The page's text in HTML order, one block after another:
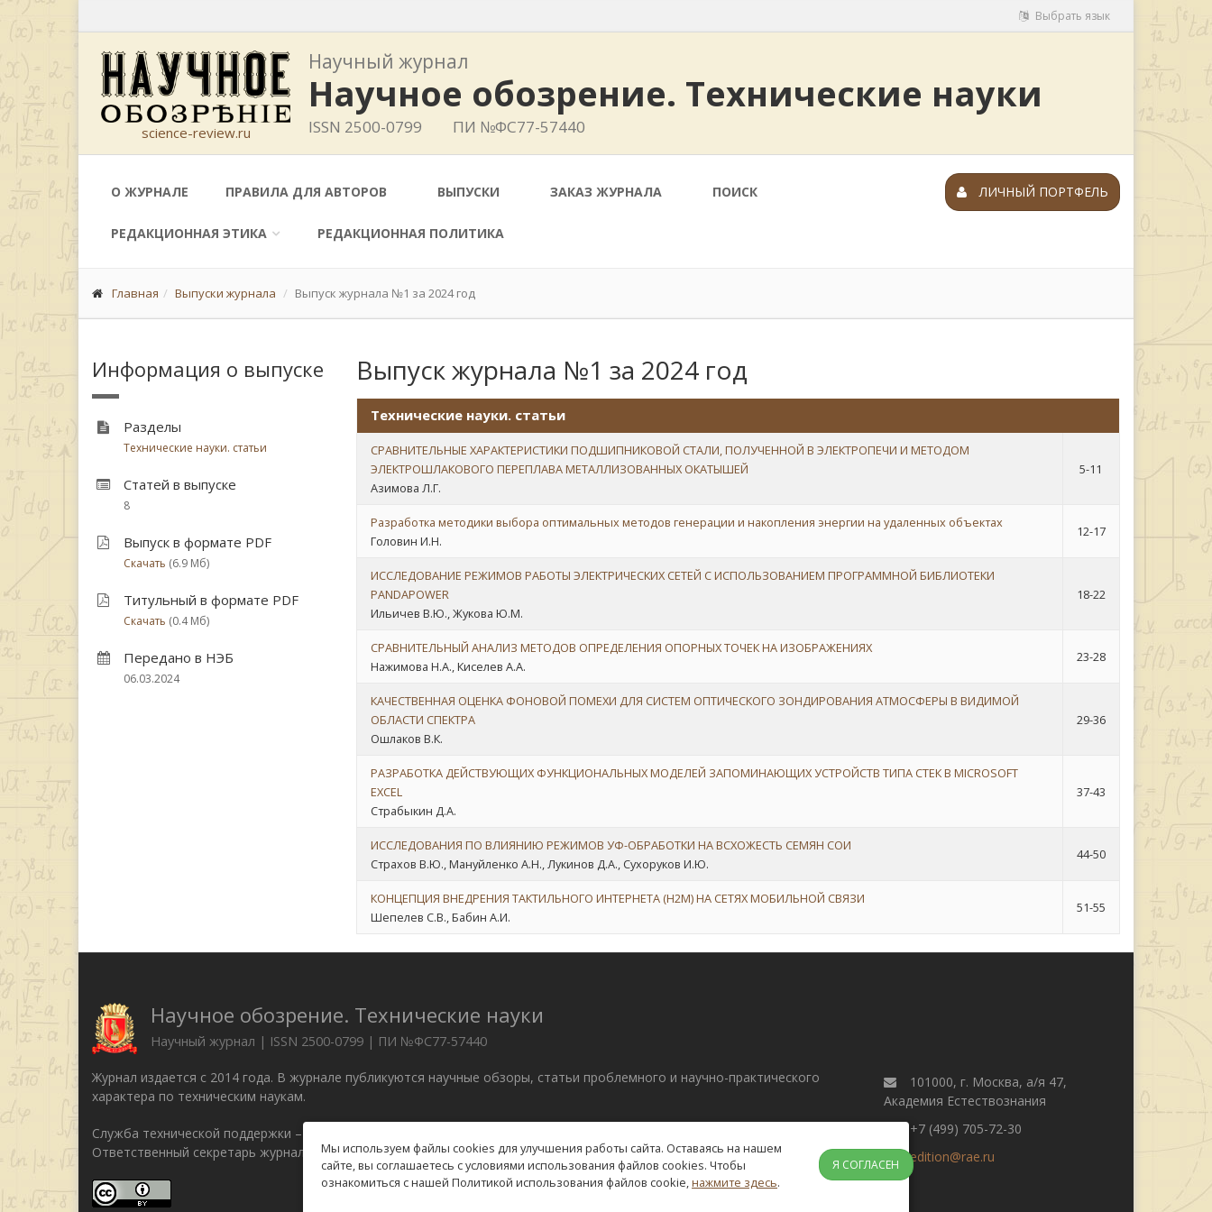
Выбрать язык
science-review.ru
Научный журнал
Научное обозрение. Технические науки
ISSN 2500-0799 ПИ №ФС77-57440
О ЖУРНАЛЕ ПРАВИЛА ДЛЯ АВТОРОВ ВЫПУСКИ ЗАКАЗ ЖУРНАЛА ПОИСК
РЕДАКЦИОННАЯ ЭТИКА РЕДАКЦИОННАЯ ПОЛИТИКА
ЛИЧНЫЙ ПОРТФЕЛЬ
Главная Выпуски журнала Выпуск журнала №1 за 2024 год
Информация о выпуске
Разделы
Технические науки. статьи
Статей в выпуске
8
Выпуск в формате PDF
Скачать (6.9 Мб)
Титульный в формате PDF
Скачать (0.4 Мб)
Передано в НЭБ
06.03.2024
Выпуск журнала №1 за 2024 год
Технические науки. статьи
СРАВНИТЕЛЬНЫЕ ХАРАКТЕРИСТИКИ ПОДШИПНИКОВОЙ СТАЛИ, ПОЛУЧЕННОЙ В ЭЛЕКТРОПЕЧИ И МЕТОДОМ
ЭЛЕКТРОШЛАКОВОГО ПЕРЕПЛАВА МЕТАЛЛИЗОВАННЫХ ОКАТЫШЕЙ
Азимова Л.Г.
5-11
Разработка методики выбора оптимальных методов генерации и накопления энергии на удаленных объектах
Головин И.Н.
12-17
ИССЛЕДОВАНИЕ РЕЖИМОВ РАБОТЫ ЭЛЕКТРИЧЕСКИХ СЕТЕЙ С ИСПОЛЬЗОВАНИЕМ ПРОГРАММНОЙ БИБЛИОТЕКИ
PANDAPOWER
Ильичев В.Ю., Жукова Ю.М.
18-22
СРАВНИТЕЛЬНЫЙ АНАЛИЗ МЕТОДОВ ОПРЕДЕЛЕНИЯ ОПОРНЫХ ТОЧЕК НА ИЗОБРАЖЕНИЯХ
Нажимова Н.А., Киселев А.А.
23-28
КАЧЕСТВЕННАЯ ОЦЕНКА ФОНОВОЙ ПОМЕХИ ДЛЯ СИСТЕМ ОПТИЧЕСКОГО ЗОНДИРОВАНИЯ АТМОСФЕРЫ В ВИДИМОЙ
ОБЛАСТИ СПЕКТРА
Ошлаков В.К.
29-36
РАЗРАБОТКА ДЕЙСТВУЮЩИХ ФУНКЦИОНАЛЬНЫХ МОДЕЛЕЙ ЗАПОМИНАЮЩИХ УСТРОЙСТВ ТИПА СТЕК В MICROSOFT
EXCEL
Страбыкин Д.А.
37-43
ИССЛЕДОВАНИЯ ПО ВЛИЯНИЮ РЕЖИМОВ УФ-ОБРАБОТКИ НА ВСХОЖЕСТЬ СЕМЯН СОИ
Страхов В.Ю., Мануйленко А.Н., Лукинов Д.А., Сухоруков И.Ю.
44-50
КОНЦЕПЦИЯ ВНЕДРЕНИЯ ТАКТИЛЬНОГО ИНТЕРНЕТА (Н2М) НА СЕТЯХ МОБИЛЬНОЙ СВЯЗИ
Шепелев С.В., Бабин А.И.
51-55
Научное обозрение. Технические науки
Научный журнал | ISSN 2500-0799 | ПИ №ФС77-57440
Журнал издается с 2014 года. В журнале публикуются научные обзоры, статьи проблемного и научно-практического
характера по техническим наукам.
Служба технической поддержки –
Ответственный секретарь журнала Бизенкова М.Н. –edition@rae.ru
101000, г. Москва, а/я 47,
Академия Естествознания
+7 (499) 705-72-30
edition@rae.ru
Мы используем файлы cookies для улучшения работы сайта. Оставаясь на нашем
сайте, вы соглашаетесь с условиями использования файлов cookies. Чтобы
ознакомиться с нашей Политикой использования файлов cookie,нажмите здесь.
Я СОГЛАСЕН